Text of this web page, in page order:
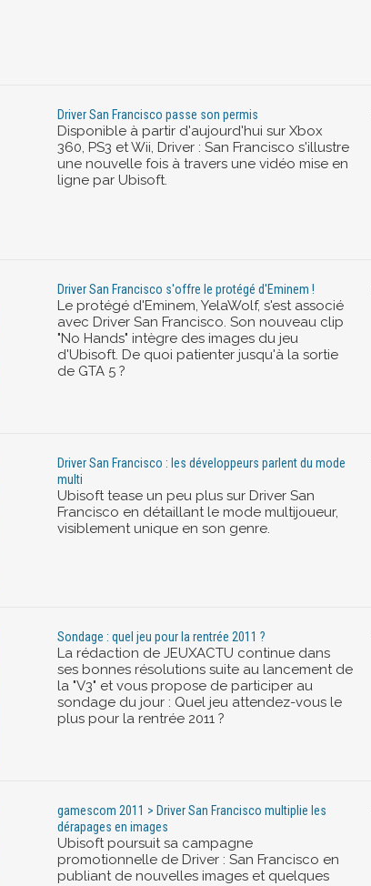
Driver San Francisco passe son permis
Disponible à partir d'aujourd'hui sur Xbox
360, PS3 et Wii, Driver : San Francisco s'illustre
une nouvelle fois à travers une vidéo mise en
ligne par Ubisoft.
Driver San Francisco s'offre le protégé d'Eminem !
Le protégé d'Eminem, YelaWolf, s'est associé
avec Driver San Francisco. Son nouveau clip
"No Hands" intègre des images du jeu
d'Ubisoft. De quoi patienter jusqu'à la sortie
de GTA 5 ?
Driver San Francisco : les développeurs parlent du mode
multi
Ubisoft tease un peu plus sur Driver San
Francisco en détaillant le mode multijoueur,
visiblement unique en son genre.
Sondage : quel jeu pour la rentrée 2011 ?
La rédaction de JEUXACTU continue dans
ses bonnes résolutions suite au lancement de
la "V3" et vous propose de participer au
sondage du jour : Quel jeu attendez-vous le
plus pour la rentrée 2011 ?
gamescom 2011 > Driver San Francisco multiplie les
dérapages en images
Ubisoft poursuit sa campagne
promotionnelle de Driver : San Francisco en
publiant de nouvelles images et quelques